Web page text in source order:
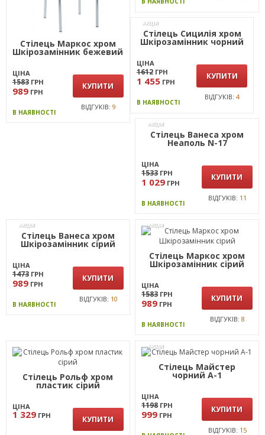
Стілець Маркос хром
Шкiрозамiнник бежевий
ЦІНА
1583 ГРН
989 ГРН
КУПИТИ
В НАЯВНОСТІ
ВІДГУКІВ: 9
Стілець Ізо чорний А-02
ЦІНА
1199 ГРН КУПИТИ
АКЦІЯ
Стілець Ванеса хром
ЦІНА
1533 ГРН КУПИТИ
АКЦІЯ
Стілець Ванеса хром
ЦІНА
1473 ГРН КУПИТИ
АКЦІЯ
Стілець Маркос хром
ЦІНА
1583 ГРН КУПИТИ
Стілець Рольф хром
ЦІНА
КУПИТИ
АКЦІЯ
Стілець Майстер
ЦІНА
1198 ГРН КУПИТИ